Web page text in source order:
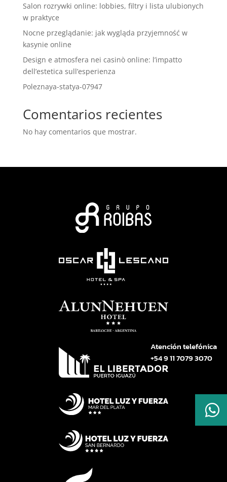
Salon rozrywki online: lobbies, filtry i lista ulubionych
w praktyce
Nocne przeglądanie: jak wygląda przyjemność w
kasynie online
Design e atmosfera nei casinò online: l’impatto
dell’estetica sull’esperienza
Poleznaya-statya-07947
Comentarios recientes
No hay comentarios que mostrar.
Atención telefónica
+54 9 11 7079 3070
